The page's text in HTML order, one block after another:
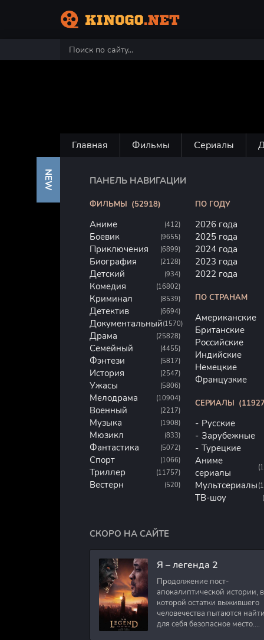
Главная Фильмы Сериалы
ПАНЕЛЬ НАВИГАЦИИ
NEW
ФИЛЬМЫ (52918)
Аниме (412)
Боевик (9655)
Приключения (6899)
Биография (2128)
Детский (934)
Комедия (16802)
Криминал (8539)
Детектив (6694)
Документальный(1570)
Драма (25828)
Семейный (4455)
Фэнтези (5817)
История (2547)
Ужасы (5806)
Мелодрама (10904)
Военный (2217)
Музыка (1908)
Мюзикл (833)
Фантастика (5072)
Спорт (1066)
Триллер (11757)
Вестерн (520)
ПО ГОДУ
2026 года
2025 года
2024 года
2023 года
2022 года
ПО СТРАНАМ
Американские
Британские
Российские
Индийские
Немецкие
Французкие
СЕРИАЛЫ
Русские
Зарубежные
Турецкие
Аниме
сериалы
Мультсериалы
ТВ-шоу
СКОРО НА САЙТЕ
Я – легенда 2
Продолжение пост-
апокалиптической истории, в
которой остатки выжившего
человечества пытаются найти
для себя безопасное место.